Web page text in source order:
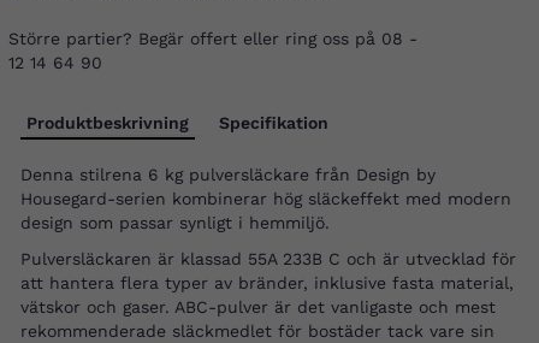
Större partier? Begär offert eller ring oss på 08 -
12 14 64 90
Produktbeskrivning Specifikation
Denna stilrena 6 kg pulversläckare från Design by
Housegard-serien kombinerar hög släckeffekt med modern
design som passar synligt i hemmiljö.
Pulversläckaren är klassad 55A 233B C och är utvecklad för
att hantera flera typer av bränder, inklusive fasta material,
vätskor och gaser. ABC-pulver är det vanligaste och mest
rekommenderade släckmedlet för bostäder tack vare sin